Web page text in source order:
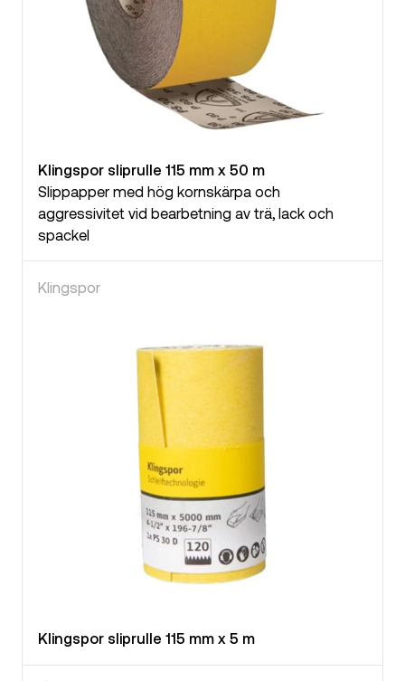
Klingspor sliprulle 115 mm x 50 m
Slippapper med hög kornskärpa och
aggressivitet vid bearbetning av trä, lack och
spackel
Klingspor
Klingspor sliprulle 115 mm x 5 m